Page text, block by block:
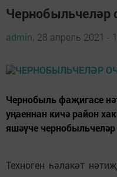
Чернобыльчеләр
admin, 28 апрель 2021 -
Чернобыль фаҗигасе
уңаеннан кичә район
яшәүче
Техноген һәлакәт